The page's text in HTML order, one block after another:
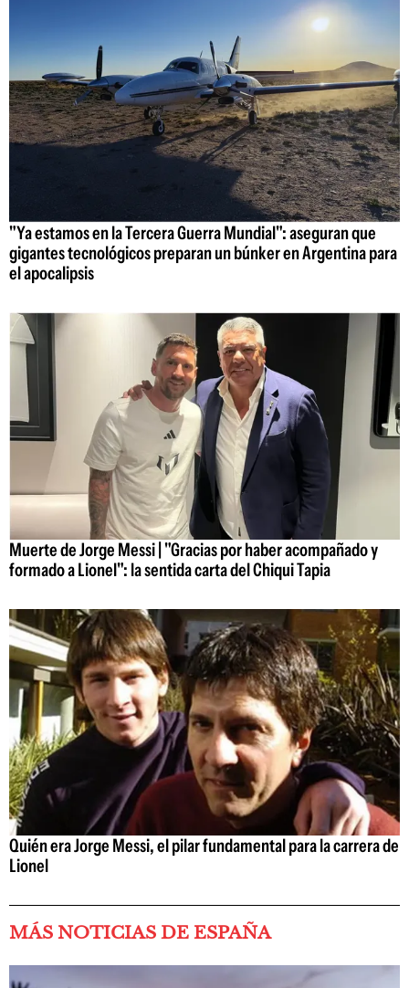
"Ya estamos en la Tercera Guerra Mundial": aseguran que
gigantes tecnológicos preparan un búnker en Argentina para
el apocalipsis
Muerte de Jorge Messi | "Gracias por haber acompañado y
formado a Lionel": la sentida carta del Chiqui Tapia
Quién era Jorge Messi, el pilar fundamental para la carrera de
Lionel
MÁS NOTICIAS DE ESPAÑA